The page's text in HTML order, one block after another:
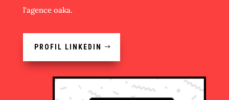
l'agence oaka.
PROFIL LINKEDIN